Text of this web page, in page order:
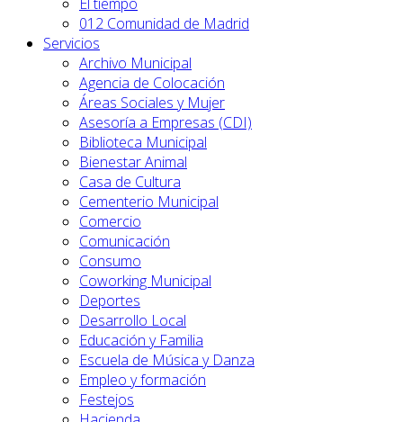
012 Comunidad de Madrid
Servicios
Archivo Municipal
Agencia de Colocación
Áreas Sociales y Mujer
Asesoría a Empresas (CDI)
Biblioteca Municipal
Bienestar Animal
Casa de Cultura
Cementerio Municipal
Comercio
Comunicación
Consumo
Coworking Municipal
Deportes
Desarrollo Local
Educación y Familia
Escuela de Música y Danza
Empleo y formación
Festejos